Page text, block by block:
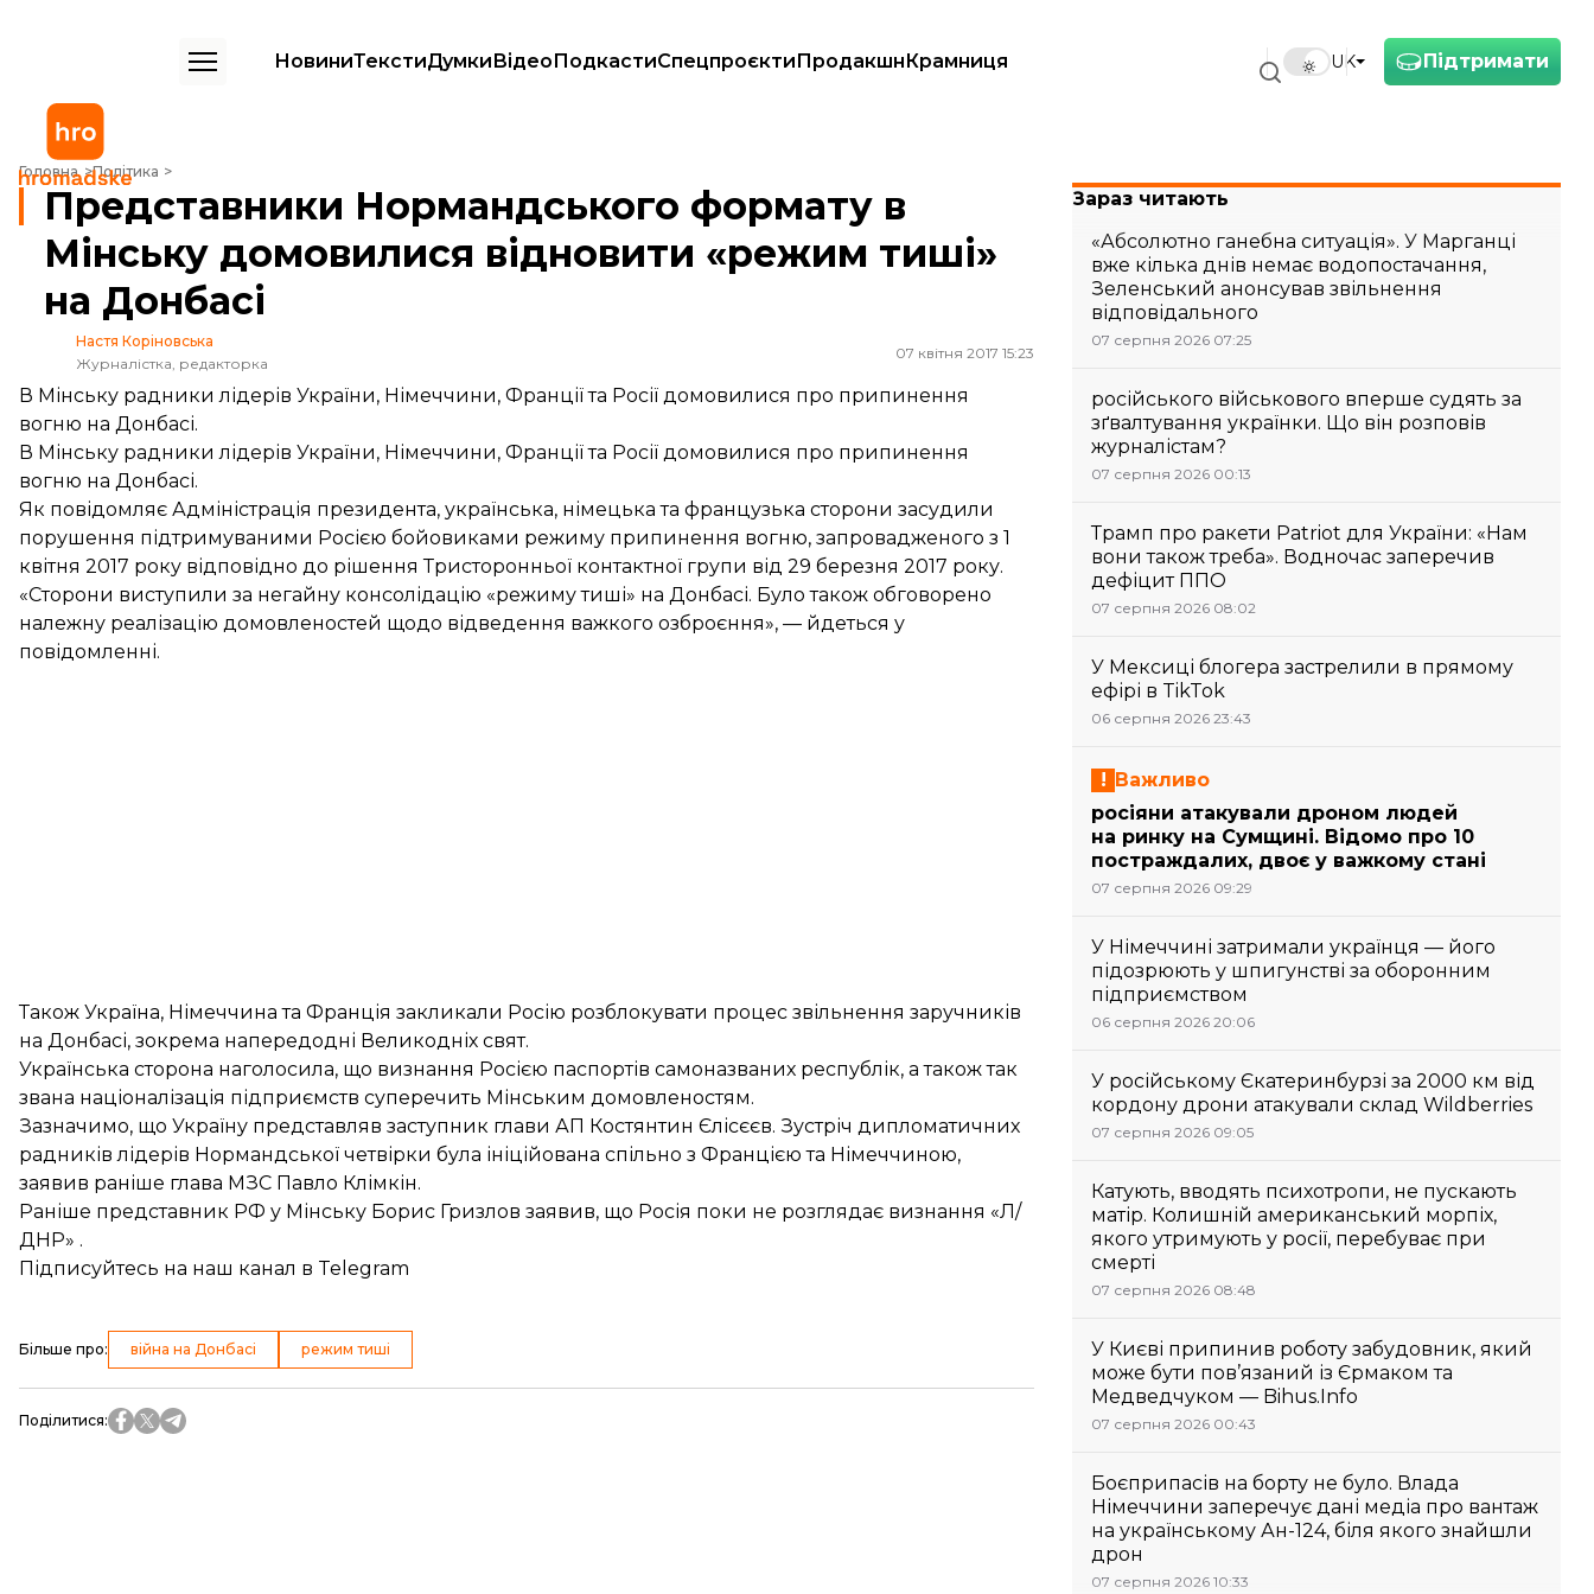
Підтримати
UK
НовиниТекстиДумкиВідеоПодкастиСпецпроєктиПродакшнКрамниця
Головна Політика
Представники Нормандського формату в Мінську домовилися відновити «режим тиші» на Донбасі
Представники Нормандського формату в
Мінську домовилися відновити «режим тиші»
на Донбасі
Настя Коріновська
Журналістка, редакторка
07 квітня 2017 15:23
В Мінську радники лідерів України, Німеччини, Франції та Росії домовилися про припинення
вогню на Донбасі.
В Мінську радники лідерів України, Німеччини, Франції та Росії домовилися про припинення
вогню на Донбасі.
Як повідомляє Адміністрація президента, українська, німецька та французька сторони засудили
порушення підтримуваними Росією бойовиками режиму припинення вогню, запровадженого з 1
квітня 2017 року відповідно до рішення Тристоронньої контактної групи від 29 березня 2017 року.
«Сторони виступили за негайну консолідацію «режиму тиші» на Донбасі. Було також обговорено
належну реалізацію домовленостей щодо відведення важкого озброєння», — йдеться у
повідомленні.
Також Україна, Німеччина та Франція закликали Росію розблокувати процес звільнення заручників
на Донбасі, зокрема напередодні Великодніх свят.
Українська сторона наголосила, що визнання Росією паспортів самоназваних республік, а також так
звана націоналізація підприємств суперечить Мінським домовленостям.
Зазначимо, що Україну представляв заступник глави АП Костянтин Єлісєєв. Зустріч дипломатичних
радників лідерів Нормандської четвірки була ініційована спільно з Францією та Німеччиною,
заявив раніше глава МЗС Павло Клімкін.
Раніше представник РФ у Мінську Борис Гризлов заявив, що Росія поки не розглядає визнання «Л/
ДНР» .
Підписуйтесь на наш канал в Telegram
Більше про: війна на Донбасі режим тиші
Поділитися:
Зараз читають
«Абсолютно ганебна ситуація». У Марганці
вже кілька днів немає водопостачання,
Зеленський анонсував звільнення
відповідального
07 серпня 2026 07:25
російського військового вперше судять за
зґвалтування українки. Що він розповів
журналістам?
07 серпня 2026 00:13
Трамп про ракети Patriot для України: «Нам
вони також треба». Водночас заперечив
дефіцит ППО
07 серпня 2026 08:02
У Мексиці блогера застрелили в прямому
ефірі в TikTok
06 серпня 2026 23:43
Важливо
росіяни атакували дроном людей
на ринку на Сумщині. Відомо про 10
постраждалих, двоє у важкому стані
07 серпня 2026 09:29
У Німеччині затримали українця — його
підозрюють у шпигунстві за оборонним
підприємством
06 серпня 2026 20:06
У російському Єкатеринбурзі за 2000 км від
кордону дрони атакували склад Wildberries
07 серпня 2026 09:05
Катують, вводять психотропи, не пускають
матір. Колишній американський морпіх,
якого утримують у росії, перебуває при
смерті
07 серпня 2026 08:48
У Києві припинив роботу забудовник, який
може бути пов’язаний із Єрмаком та
Медведчуком — Bihus.Info
07 серпня 2026 00:43
Боєприпасів на борту не було. Влада
Німеччини заперечує дані медіа про вантаж
на українському Ан-124, біля якого знайшли
дрон
07 серпня 2026 10:33